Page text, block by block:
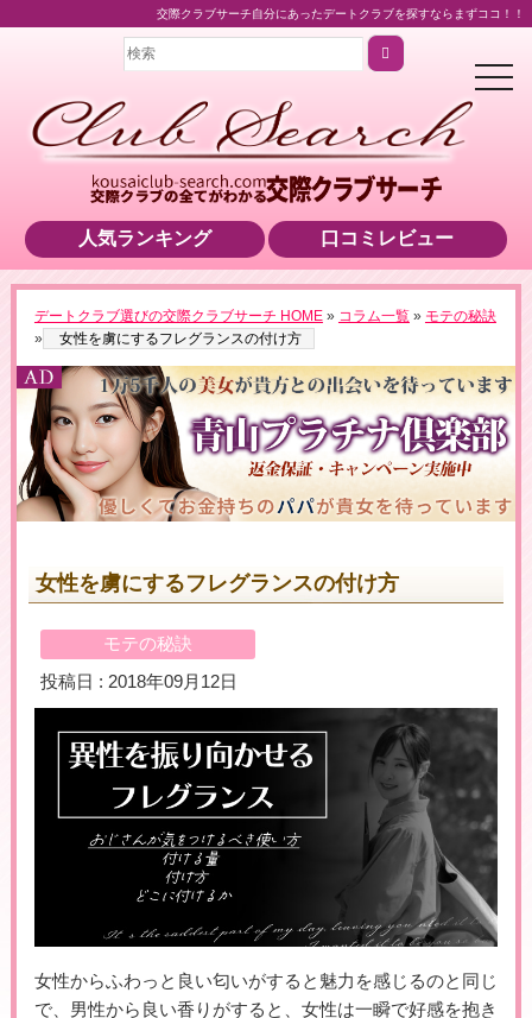
交際クラブサーチ自分にあったデートクラブを探すならまずココ！！
t
o
i
a
t
i
n
人気ランキング 口コミレビュー
デートクラブ選びの交際クラブサーチ HOME » コラム一覧 » モテの秘訣
»
女性を虜にするフレグランスの付け方
＼業界最高水準の美女をご紹介！／
▶男性用公式HPへのリンクです
▶女性用公式HPへのリンクです
女性を虜にするフレグランスの付け方
モテの秘訣
投稿日 : 2018年09月12日
女性からふわっと良い匂いがすると魅力を感じるのと同じ
で、男性から良い香りがすると、女性は一瞬で好感を抱き